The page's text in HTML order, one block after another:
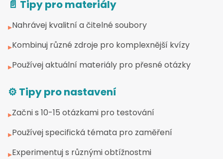
📄 Tipy pro materiály
▸Nahrávej kvalitní a čitelné soubory
▸Kombinuj různé zdroje pro komplexnější kvízy
▸Používej aktuální materiály pro přesné otázky
⚙️ Tipy pro nastavení
▸Začni s 10-15 otázkami pro testování
▸Používej specifická témata pro zaměření
▸Experimentuj s různými obtížnostmi